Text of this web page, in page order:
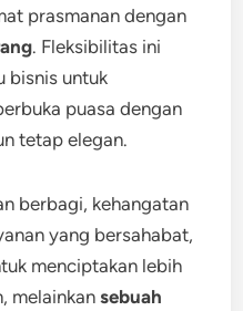
prasmanan dengan
. Fleksibilitas ini
bisnis untuk
puasa dengan
tetap elegan.
berbagi, kehangatan
yang bersahabat,
menciptakan lebih
melainkansebuah